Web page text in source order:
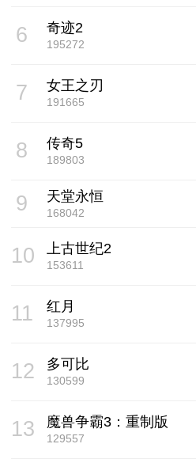
6 奇迹2
195272
7 女王之刃
191665
8 传奇5
189803
9 天堂永恒
168042
10 上古世纪2
153611
11 红月
137995
12 多可比
130599
13 魔兽争霸3：重制版
129557